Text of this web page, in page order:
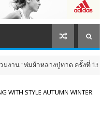
หลวงปู่ทวด ครั้งที่ 13 ปี 2569"
WITH STYLE AUTUMN WINTER